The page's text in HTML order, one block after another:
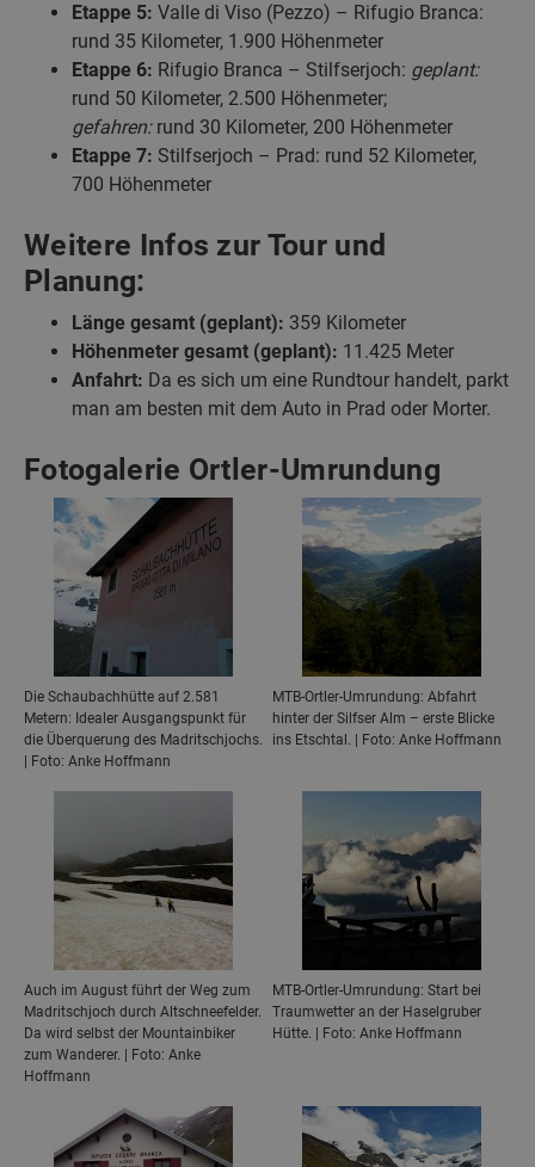
Etappe 5: Valle di Viso (Pezzo) – Rifugio Branca:
rund 35 Kilometer, 1.900 Höhenmeter
Etappe 6: Rifugio Branca – Stilfserjoch: geplant:
rund 50 Kilometer, 2.500 Höhenmeter;
gefahren:rund 30 Kilometer, 200 Höhenmeter
Etappe 7: Stilfserjoch – Prad: rund 52 Kilometer,
700 Höhenmeter
Weitere Infos zur Tour und
Planung:
Länge gesamt (geplant): 359 Kilometer
Höhenmeter gesamt (geplant): 11.425 Meter
Anfahrt: Da es sich um eine Rundtour handelt, parkt
man am besten mit dem Auto in Prad oder Morter.
Fotogalerie Ortler-Umrundung
Die Schaubachhütte auf 2.581
Metern: Idealer Ausgangspunkt für
die Überquerung des Madritschjochs.
| Foto: Anke Hoffmann
MTB-Ortler-Umrundung: Abfahrt
hinter der Silfser Alm – erste Blicke
ins Etschtal. | Foto: Anke Hoffmann
Auch im August führt der Weg zum
Madritschjoch durch Altschneefelder.
Da wird selbst der Mountainbiker
zum Wanderer. | Foto: Anke
Hoffmann
MTB-Ortler-Umrundung: Start bei
Traumwetter an der Haselgruber
Hütte. | Foto: Anke Hoffmann